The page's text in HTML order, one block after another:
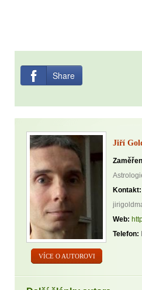
Share
VÍCE O AUTOROVI
Jiří
Kontakt:
Web:
Telefon: